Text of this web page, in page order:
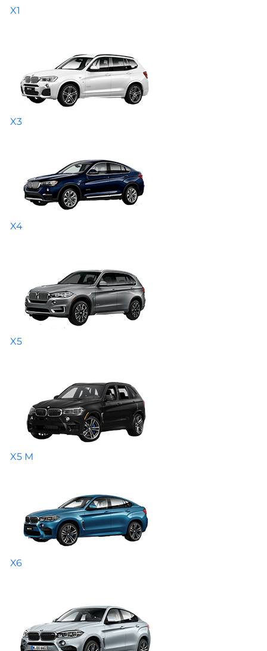
X1
X3
X4
X5
X5 M
X6